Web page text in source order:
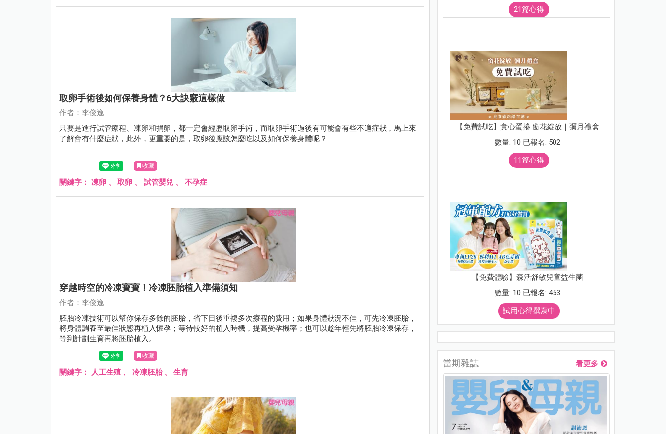
取卵手術後如何保養身體？6大訣竅這樣做
作者：李俊逸
只要是進行試管療程、凍卵和捐卵，都一定會經歷取卵手術，而取卵手術過後有可能會有些不適症狀，馬上來
了解會有什麼症狀，此外，更重要的是，取卵後應該怎麼吃以及如何保養身體呢？
收藏
關鍵字： 凍卵 、 取卵 、 試管嬰兒 、 不孕症
穿越時空的冷凍寶寶！冷凍胚胎植入準備須知
作者：李俊逸
胚胎冷凍技術可以幫你保存多餘的胚胎，省下日後重複多次療程的費用；如果身體狀況不佳，可先冷凍胚胎，
將身體調養至最佳狀態再植入懷孕；等待較好的植入時機，提高受孕機率；也可以趁年輕先將胚胎冷凍保存，
等到計劃生育再將胚胎植入。
收藏
關鍵字： 人工生殖 、 冷凍胚胎、 生育
21篇心得
【免費試吃】實心蛋捲 窗花綻放｜彌月禮盒
數量: 10 已報名: 502
11篇心得
【免費體驗】森活舒敏兒童益生菌
數量: 10 已報名: 453
試用心得撰寫中
當期雜誌 看更多